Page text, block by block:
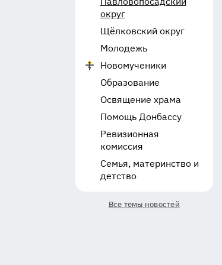
округ
Щёлковский округ
Молодежь
Новомученики
Образование
Освящение храма
Помощь Донбассу
Ревизионная
комиссия
Семья, материнство и
детство
Все темы новостей